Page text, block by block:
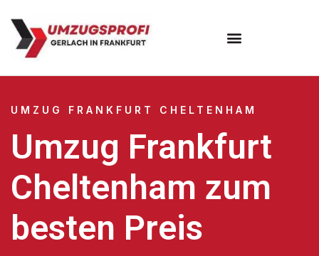
UMZUG FRANKFURT CHELTENHAM
Umzug Frankfurt
Cheltenham zum
besten Preis